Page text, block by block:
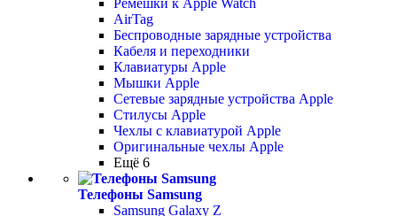
Ремешки к Apple Watch
AirTag
Беспроводные зарядные устройства
Кабеля и переходники
Клавиатуры Apple
Мышки Apple
Сетевые зарядные устройства Apple
Стилусы Apple
Чехлы с клавиатурой Apple
Оригинальные чехлы Apple
Ещё 6
Телефоны Samsung
Samsung Galaxy Z